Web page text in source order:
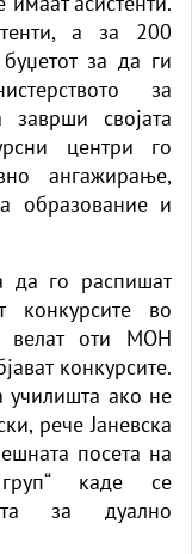
а за 200
за да ги
за
својата
центри го
ангажирање,
образование и
да го распишат
конкурсите во
велат оти МОН
конкурсите.
училишта ако не
рече Јаневска
посета на
каде се
за дуално